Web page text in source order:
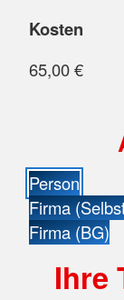
Kosten
65,00 €
Person
Firma
Firma (BG)
Ihre